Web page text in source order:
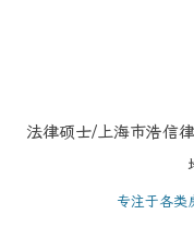
法律硕士/上海市浩信
专注于各类